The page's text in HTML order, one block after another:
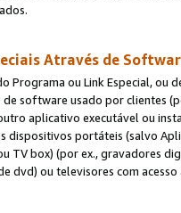
Através de
Programa ou Link Especial,
software usado por clientes
aplicativo executável ou
portáteis (salvo
TV box) (por ex., gravadores
dvd) ou televisores com